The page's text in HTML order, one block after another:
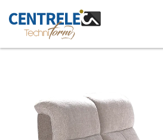
Accéder au contenu principal